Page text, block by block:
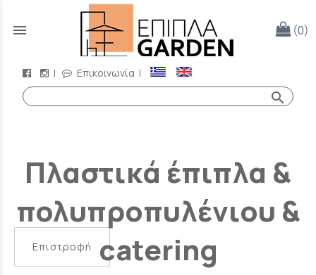
menu (0)
| Επικοινωνία |
search
Πλαστικά έπιπλα &
πολυπροπυλένιου &
catering
Επιστροφή